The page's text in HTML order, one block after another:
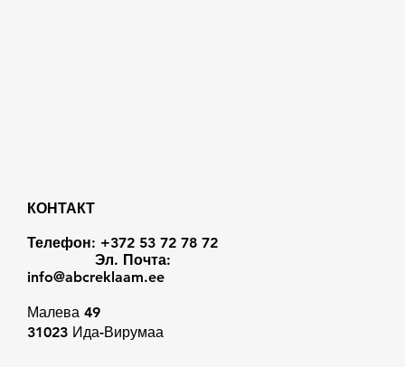
КОНТАКТ
Телефон: +372 53 72 78 72
Эл. Почта:
info@abcreklaam.ee
Малева 49
31023 Ида-Вирумаа